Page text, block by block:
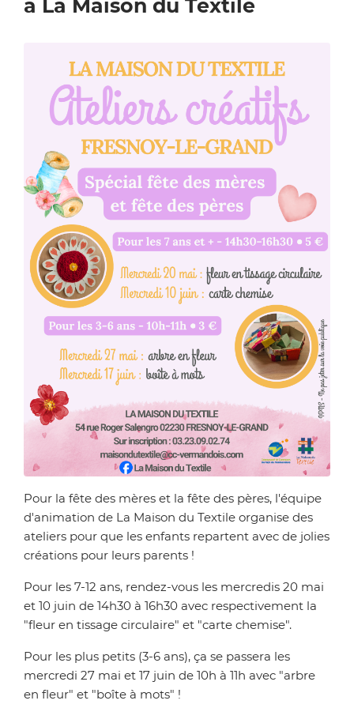
à La Maison du Textile
Pour la fête des mères et la fête des pères, l'équipe
d'animation de La Maison du Textile organise des
ateliers pour que les enfants repartent avec de jolies
créations pour leurs parents !
Pour les 7-12 ans, rendez-vous les mercredis 20 mai
et 10 juin de 14h30 à 16h30 avec respectivement la
"fleur en tissage circulaire" et "carte chemise".
Pour les plus petits (3-6 ans), ça se passera les
mercredi 27 mai et 17 juin de 10h à 11h avec "arbre
en fleur" et "boîte à mots" !